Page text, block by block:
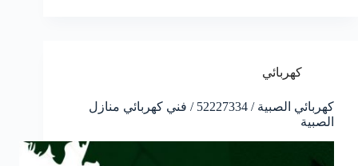
كهربائي
كهربائي الصبية / 52227334 / فني كهربائي منازل
الصبية